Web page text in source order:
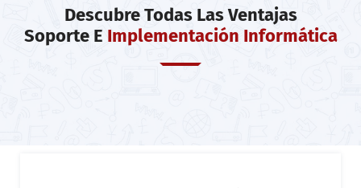
Descubre Todas Las Ventajas
Soporte E Implementación Informática